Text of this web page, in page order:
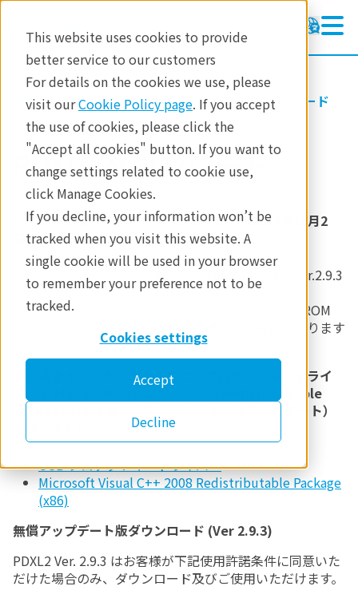
This website uses cookies to provide
better service to our customers
For details on the cookies we use, please
visit ourCookie Policy page. If you accept
the use of cookies, please click the
"Accept all cookies" button. If you want to
change settings related to cookie use,
click Manage Cookies.
If you decline, your information won’t be
tracked when you visit this website. A
single cookie will be used in your browser
to remember your preference not to be
tracked.
Cookies settings
Accept
Decline
修理・サポート ソフトウェアダウンロード
PDXL2 ダウンロード
PDXL2 Ver.2.9.3 をリリースしました。（2018年10月2
日）
Ver.2.0 ～ 2.8.x のいずれかをお持ちの方は、Ver.2.9.3
へ無償でアップデートできます。
Ver.1.x から Ver.2.9.3へのアップデート、DVD-ROM
でのアップデートをご希望の場合は、有料となります
お問い合わせください。
本製品をインストールする前に、プロテクトキードライ
バーと Microsoft Visual C++ 2008 Redistributable
Package (x86) のインストール（またはアップデート）
USB プロテクトキードライバー
Microsoft Visual C++ 2008 Redistributable Package
(x86)
無償アップデート版ダウンロード (Ver 2.9.3)
PDXL2 Ver. 2.9.3 はお客様が下記使用許諾条件に同意いた
だけた場合のみ、ダウンロード及びご使用いただけます。